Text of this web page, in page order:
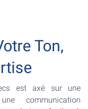
Ton,
est axé sur une
communication